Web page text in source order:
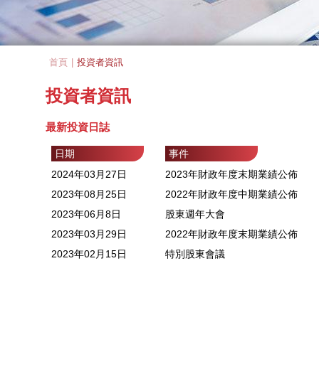
You are here
首頁 投資者資訊
投資者資訊
最新投資日誌
日期
事件
2024年03月27日
2023年財政年度末期業績公佈
2023年08月25日
2022年財政年度中期業績公佈
2023年06月8日
股東週年大會
2023年03月29日
2022年財政年度末期業績公佈
2023年02月15日
特別股東會議